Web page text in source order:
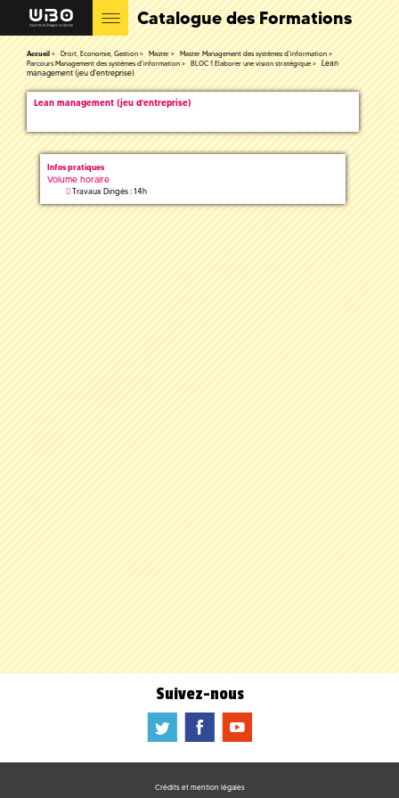
Catalogue des Formations
Accueil Droit, Economie, Gestion Master
Master Management des systèmes d'information
Parcours Management des systèmes d'information
BLOC 1 Elaborer une vision stratégique
Lean
management (jeu d'entreprise)
Lean management (jeu d'entreprise)
Infos pratiques
Volume horaire
Travaux Dirigés : 14h
Suivez-nous
a b f
Crédits et mention légales